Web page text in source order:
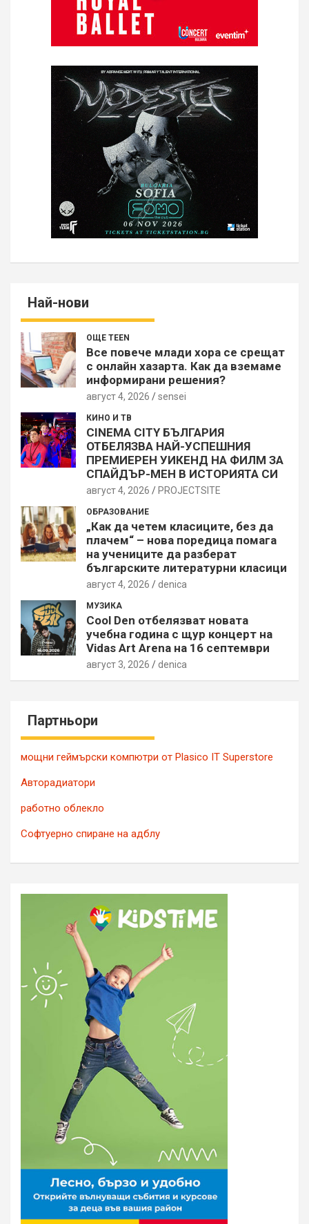
Най-нови
ОЩЕ TEEN
Все повече млади хора се срещат
с онлайн хазарта. Как да вземаме
информирани решения?
август 4, 2026 sensei
КИНО И ТВ
CINEMA CITY БЪЛГАРИЯ
ОТБЕЛЯЗВА НАЙ-УСПЕШНИЯ
ПРЕМИЕРЕН УИКЕНД НА ФИЛМ ЗА
СПАЙДЪР-МЕН В ИСТОРИЯТА СИ
август 4, 2026 PROJECTSITЕ
ОБРАЗОВАНИЕ
„Как да четем класиците, без да
плачем“ – нова поредица помага
на учениците да разберат
българските литературни класици
август 4, 2026 denica
МУЗИКА
Cool Den отбелязват новата
учебна година с щур концерт на
Vidas Art Arena на 16 септември
август 3, 2026 denica
Партньори
мощни геймърски компютри от Plasico IT Superstore
Авторадиатори
работно облекло
Софтуерно спиране на адблу